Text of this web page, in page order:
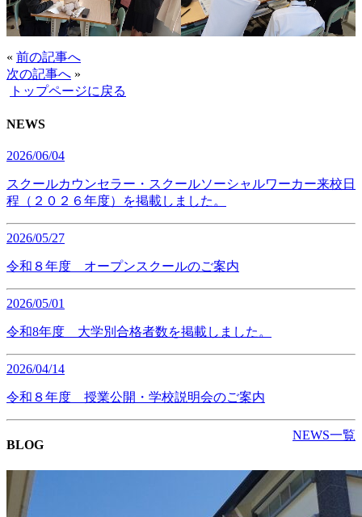
« 前の記事へ
次の記事へ »
トップページに戻る
NEWS
2026/06/04
スクールカウンセラー・スクールソーシャルワーカー来校日
程（２０２６年度）を掲載しました。
2026/05/27
令和８年度 オープンスクールのご案内
2026/05/01
令和8年度 大学別合格者数を掲載しました。
2026/04/14
令和８年度 授業公開・学校説明会のご案内
NEWS一覧
BLOG